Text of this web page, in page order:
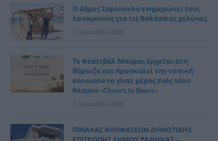
Ο Δήμος Σαρωνικού ενημερώνει τους
λουόμενους για τις θαλάσσιες χελώνες
7 Αυγούστου, 2026
Το Φεστιβάλ Μπύρας έρχεται στη
Βάρκιζα και προσκαλεί την τοπική
κοινωνία να γίνει μέρος ενός νέου
θεσμού «Cheers to Beers»
7 Αυγούστου, 2026
ΠΙΝΑΚΑΣ ΑΠΟΦΑΣΕΩΝ ΔΗΜΟΤΙΚΗΣ